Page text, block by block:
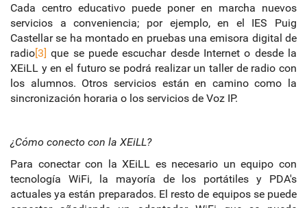
Cada centro educativo puede poner en marcha nuevos
servicios a conveniencia; por ejemplo, en el IES Puig
Castellar se ha montado en pruebas una emisora digital de
radio[3] que se puede escuchar desde Internet o desde la
XEiLL y en el futuro se podrá realizar un taller de radio con
los alumnos. Otros servicios están en camino como la
sincronización horaria o los servicios de Voz IP.
¿Cómo conecto con la XEiLL?
Para conectar con la XEiLL es necesario un equipo con
tecnología WiFi, la mayoría de los portátiles y PDA's
actuales ya están preparados. El resto de equipos se puede